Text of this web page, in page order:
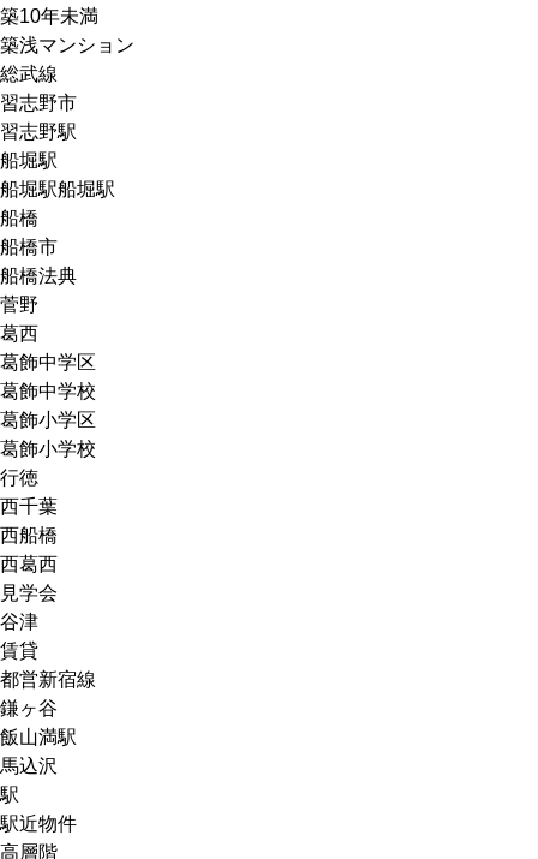
築10年未満
築浅マンション
総武線
習志野市
習志野駅
船堀駅
船堀駅船堀駅
船橋
船橋市
船橋法典
菅野
葛西
葛飾中学区
葛飾中学校
葛飾小学区
葛飾小学校
行徳
西千葉
西船橋
西葛西
見学会
谷津
賃貸
都営新宿線
鎌ヶ谷
飯山満駅
馬込沢
駅
駅近物件
高層階